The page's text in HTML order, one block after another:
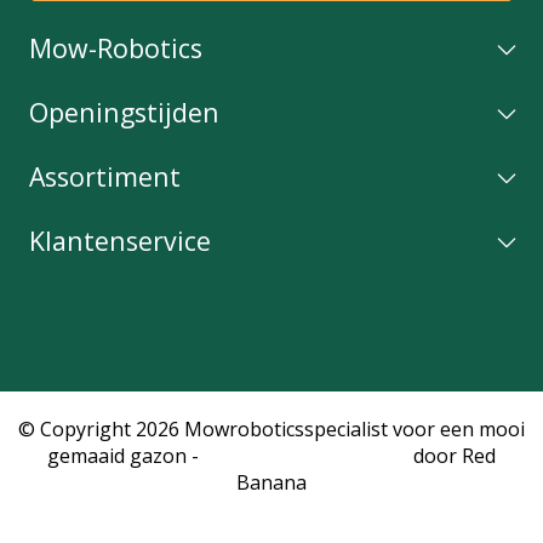
Mow-Robotics
Openingstijden
Assortiment
Klantenservice
© Copyright 2026 Mowroboticsspecialist voor een mooi
gemaaid gazon -
door Red
Banana